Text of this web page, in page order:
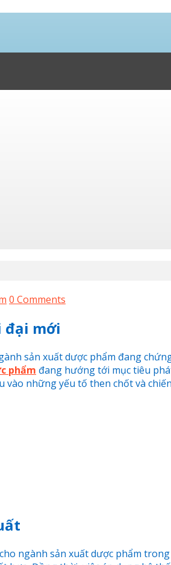
0 Comments
đại mới
sản xuất dược phẩm đang
phẩm đang hướng tới mục tiêu
vào những yếu tố then chốt và
ngành sản xuất dược phẩm